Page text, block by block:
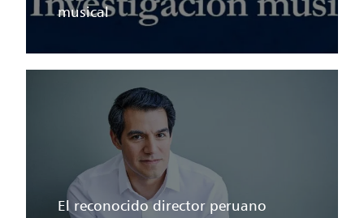
musical
El reconocido director peruano